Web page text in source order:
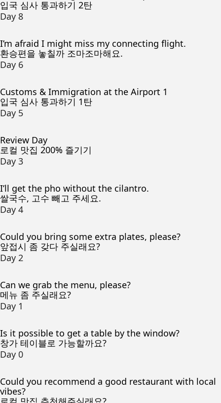
입국 심사 통과하기 2탄
Day 8
I’m afraid I might miss my connecting flight.
환승편을 놓칠까 조마조마해요.
Day 6
Customs & Immigration at the Airport 1
입국 심사 통과하기 1탄
Day 5
Review Day
로컬 맛집 200% 즐기기
Day 3
I’ll get the pho without the cilantro.
쌀국수, 고수 빼고 주세요.
Day 4
Could you bring some extra plates, please?
앞접시 좀 갖다 주실래요?
Day 2
Can we grab the menu, please?
메뉴 좀 주실래요?
Day 1
Is it possible to get a table by the window?
창가 테이블로 가능할까요?
Day 0
Could you recommend a good restaurant with local
vibes?